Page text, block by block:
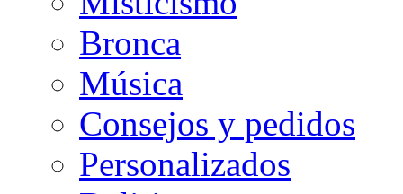
Bronca
Música
Consejos y pedidos
Personalizados